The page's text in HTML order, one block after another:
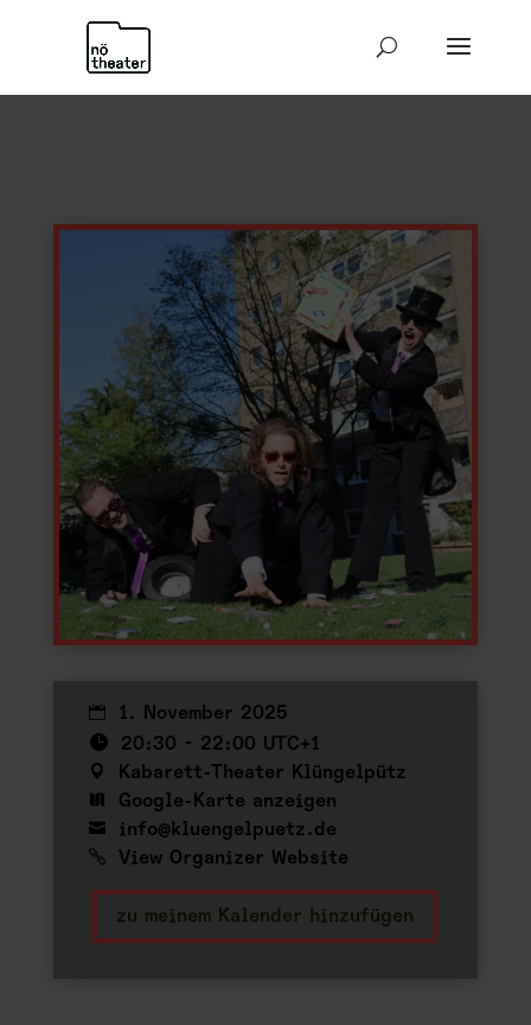
1. November 2025
20:30 - 22:00 UTC+1
Kabarett-Theater Klüngelpütz
Google-Karte anzeigen
info@kluengelpuetz.de
View Organizer Website
zu meinem Kalender hinzufügen